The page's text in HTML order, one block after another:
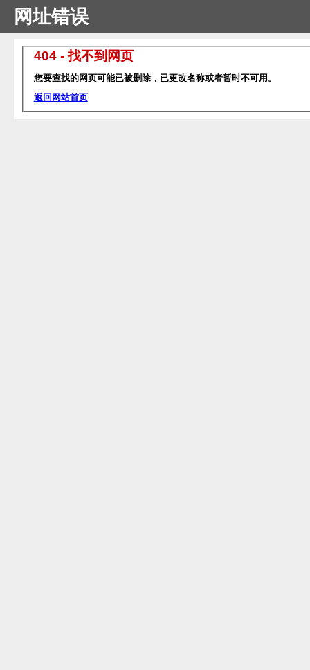
网址错误
404 - 找不到网页
您要查找的网页可能已被删除，已更改名称或者暂时不可用。
返回网站首页